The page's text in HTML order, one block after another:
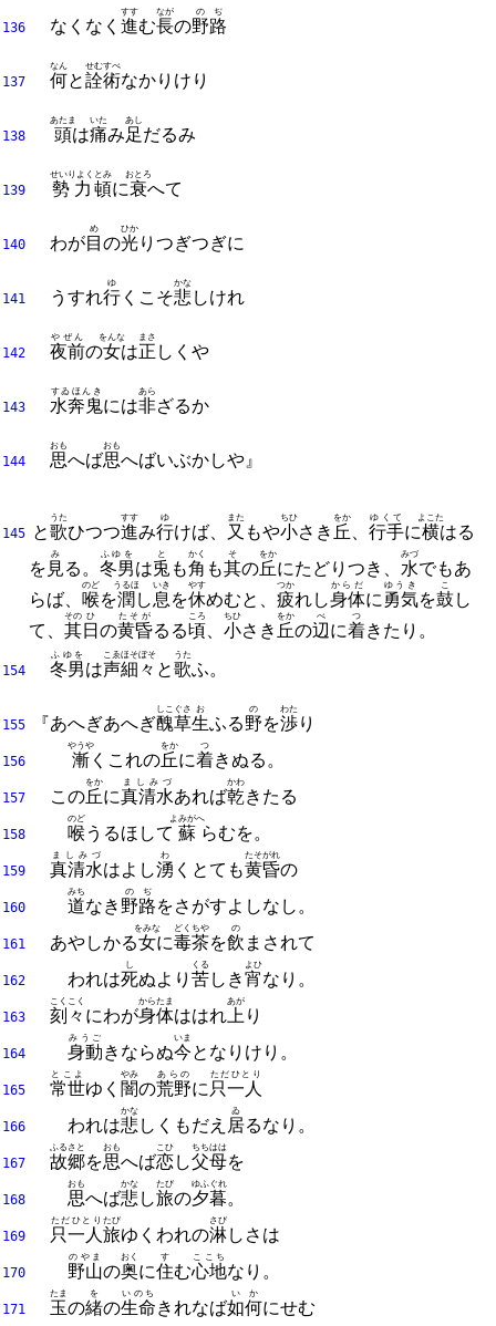
136 なくなく進
すす
む長
なが
の野路
のぢ
137 何
なん
と詮術
せむすべ
なかりけり
138 頭
あたま
は痛
いた
み足
あし
だるみ
139 勢力
せいりよく
頓
とみ
に衰
おとろ
へて
140 わが目
め
の光
ひか
りつぎつぎに
141 うすれ行
ゆ
くこそ悲
かな
しけれ
142 夜前
やぜん
の女
をんな
は正
まさ
しくや
143 水奔鬼
すゐほんき
には非
あら
ざるか
144 思
おも
へば思
おも
へばいぶかしや』
145 と歌
うた
ひつつ進
すす
み行
ゆ
けば、 又
また
もや小
ちひ
さき 丘
をか
、行手
ゆくて
に横
よこた
はる
を 見
み
る。 冬男
ふゆを
は兎
と
も角
かく
も其
そ
の丘
をか
にたどりつき、 水
みづ
でもあ
らば、 喉
のど
を潤
うるほ
し息
いき
を休
やす
めむと、 疲
つか
れし身体
からだ
に 勇気
ゆうき
を鼓
こ
し
て、 其
その
日
ひ
の黄昏
たそが
るる頃
ころ
、 小
ちひ
さき 丘
をか
の辺
べ
に着
つ
きたり。
154 冬男
ふゆを
は声
こゑ
細々
ほそぼそ
と歌
うた
ふ。
155 『あへぎあへぎ醜草
しこぐさ
生
お
ふる野
の
を渉
わた
り
156 漸
やうや
くこれの丘
をか
に着
つ
きぬる。
157 この丘
をか
に真清水
ましみづ
あれば乾
かわ
きたる
158 喉
のど
うるほして 蘇
よみがへ
らむを。
159 真清水
ましみづ
はよし湧
わ
くとても黄昏
たそがれ
の
160 道
みち
なき野路
のぢ
をさがすよしなし。
161 あやしかる女
をみな
に毒茶
どくちや
を飲
の
まされて
162 われは死
し
ぬより苦
くる
しき宵
よひ
なり。
163 刻々
こくこく
にわが身体
からたま
ははれ上
あが
り
164 身動
みうご
きならぬ今
いま
となりけり。
165 常世
とこよ
ゆく 闇
やみ
の荒野
あらの
に只一人
ただひとり
166 われは悲
かな
しくもだえ 居
ゐ
るなり。
167 故郷
ふるさと
を思
おも
へば恋
こひ
し父母
ちちはは
を
168 思
おも
へば悲
かな
し旅
たび
の夕暮
ゆふぐれ
。
169 只一人
ただひとり
旅
たび
ゆくわれの淋
さび
しさは
170 野山
のやま
の奥
おく
に住
す
む心地
ここち
なり。
171 玉
たま
の緒
を
の生命
いのち
きれなば如何
いか
にせむ